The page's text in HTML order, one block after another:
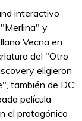
interactivo
y
Vecna en
del "Otro
eligieron
también de DC;
película
el protagónico